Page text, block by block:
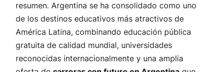
resumen. Argentina se ha consolidado como uno
de los destinos educativos más atractivos de
América Latina, combinando educación pública
gratuita de calidad mundial, universidades
reconocidas internacionalmente y una amplia